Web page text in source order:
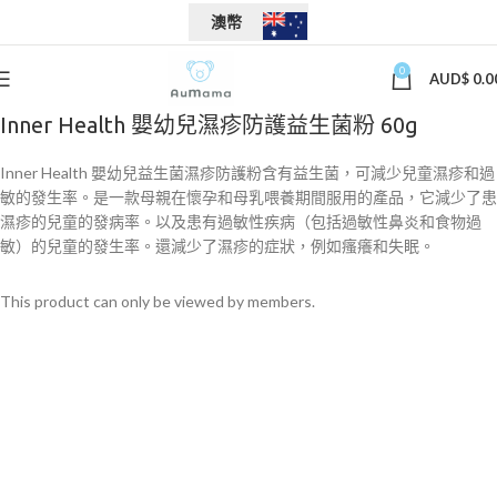
澳幣
0 AUD$
Inner Health 嬰幼兒濕疹防護益生菌粉 60g
Inner Health 嬰幼兒益生菌濕疹防護粉含有益生菌，可減少兒童濕疹和過
敏的發生率。是一款母親在懷孕和母乳喂養期間服用的產品，它減少了患
濕疹的兒童的發病率。以及患有過敏性疾病（包括過敏性鼻炎和食物過
敏）的兒童的發生率。還減少了濕疹的症狀，例如瘙癢和失眠。
This product can only be viewed by members.